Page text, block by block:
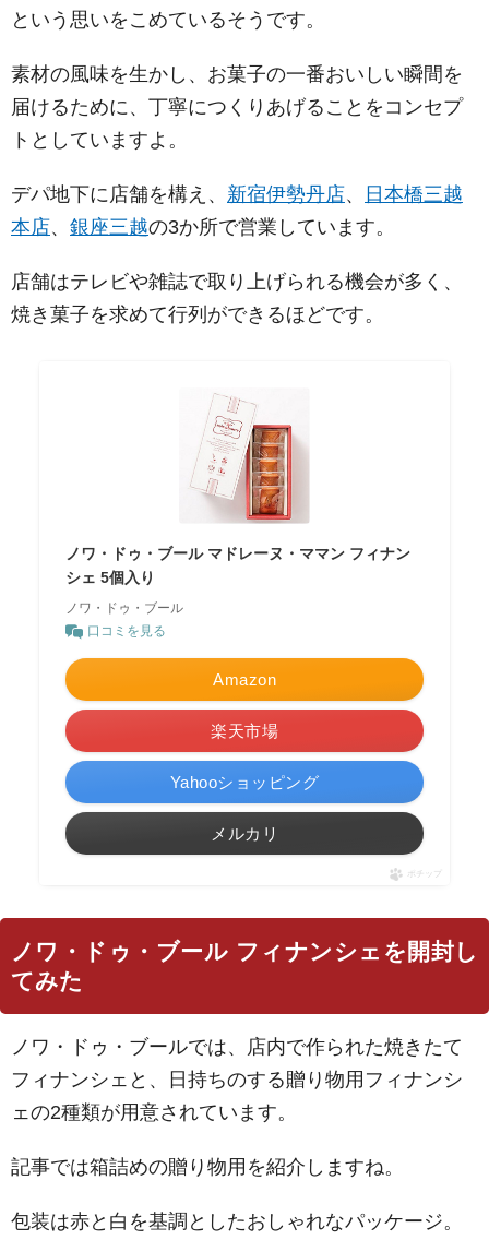
という思いをこめているそうです。
素材の風味を生かし、お菓子の一番おいしい瞬間を
届けるために、丁寧につくりあげることをコンセプ
トとしていますよ。
デパ地下に店舗を構え、 新宿伊勢丹店、
日本橋三越
本店、 銀座三越の3か所で営業しています。
店舗はテレビや雑誌で取り上げられる機会が多く、
焼き菓子を求めて行列ができるほどです。
ノワ・ドゥ・ブール マドレーヌ・ママン フィナン
シェ 5個入り
ノワ・ドゥ・ブール
口コミを見る
Amazon
楽天市場
Yahooショッピング
メルカリ
ポチップ
ノワ・ドゥ・ブール フィナンシェを開封し
てみた
ノワ・ドゥ・ブールでは、店内で作られた焼きたて
フィナンシェと、日持ちのする贈り物用フィナンシ
ェの2種類が用意されています。
記事では箱詰めの贈り物用を紹介しますね。
包装は赤と白を基調としたおしゃれなパッケージ。